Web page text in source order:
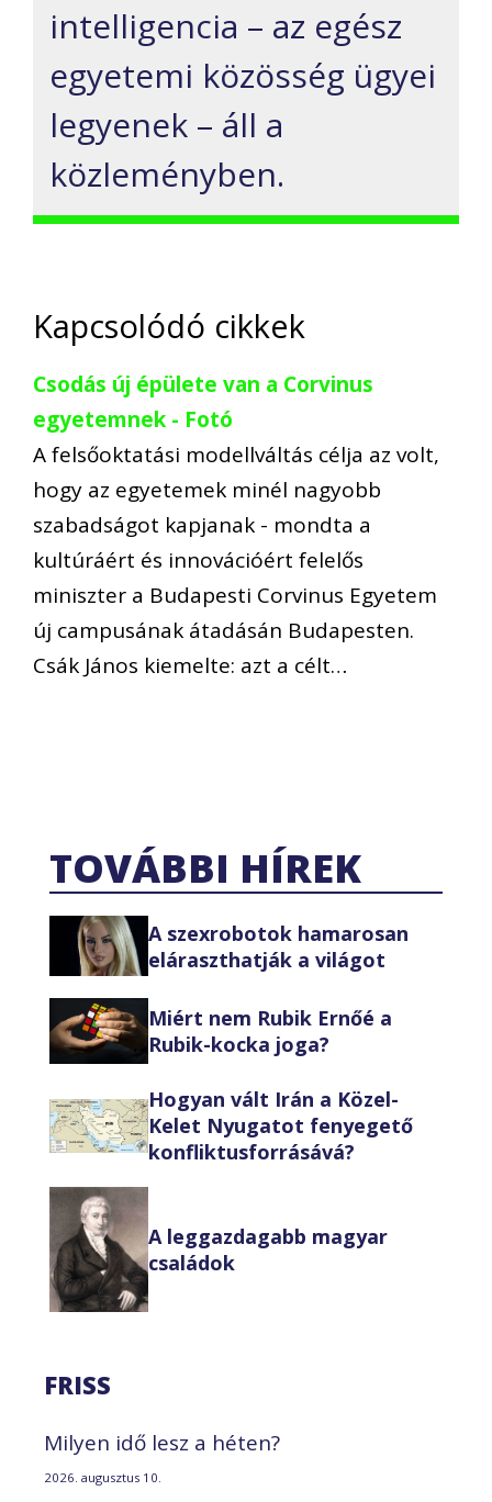
intelligencia – az egész
egyetemi közösség ügyei
legyenek – áll a
közleményben.
Kapcsolódó cikkek
Csodás új épülete van a Corvinus
egyetemnek - Fotó
A felsőoktatási modellváltás célja az volt,
hogy az egyetemek minél nagyobb
szabadságot kapjanak - mondta a
kultúráért és innovációért felelős
miniszter a Budapesti Corvinus Egyetem
új campusának átadásán Budapesten.
Csák János kiemelte: azt a célt…
TOVÁBBI HÍREK
A szexrobotok hamarosan
eláraszthatják a világot
Miért nem Rubik Ernőé a
Rubik-kocka joga?
Hogyan vált Irán a Közel-
Kelet Nyugatot fenyegető
konfliktusforrásává?
A leggazdagabb magyar
családok
FRISS
Milyen idő lesz a héten?
2026. augusztus 10.